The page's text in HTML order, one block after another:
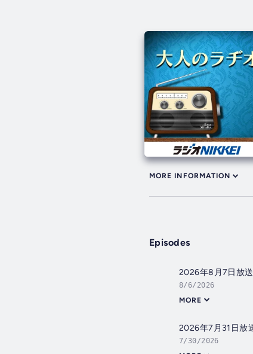
MORE INFORMATION
Episodes
2026年8月7日放
8/6/2026
MORE
2026年7月31日放
7/30/2026